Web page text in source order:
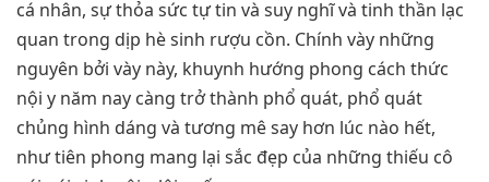
cá nhân, sự thỏa sức tự tin và suy nghĩ và tinh thần lạc
quan trong dịp hè sinh rượu cồn. Chính vày những
nguyên bởi vày này, khuynh hướng phong cách thức
nội y năm nay càng trở thành phổ quát, phổ quát
chủng hình dáng và tương mê say hơn lúc nào hết,
như tiên phong mang lại sắc đẹp của những thiếu cô